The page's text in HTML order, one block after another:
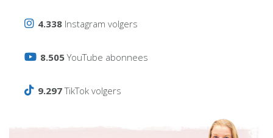
4.338 Instagram volgers
8.505YouTube abonnees
9.297TikTok volgers